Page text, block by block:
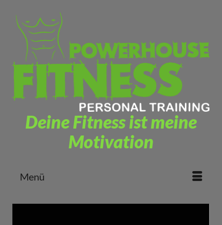
Deine Fitness ist meine
Motivation
Menü